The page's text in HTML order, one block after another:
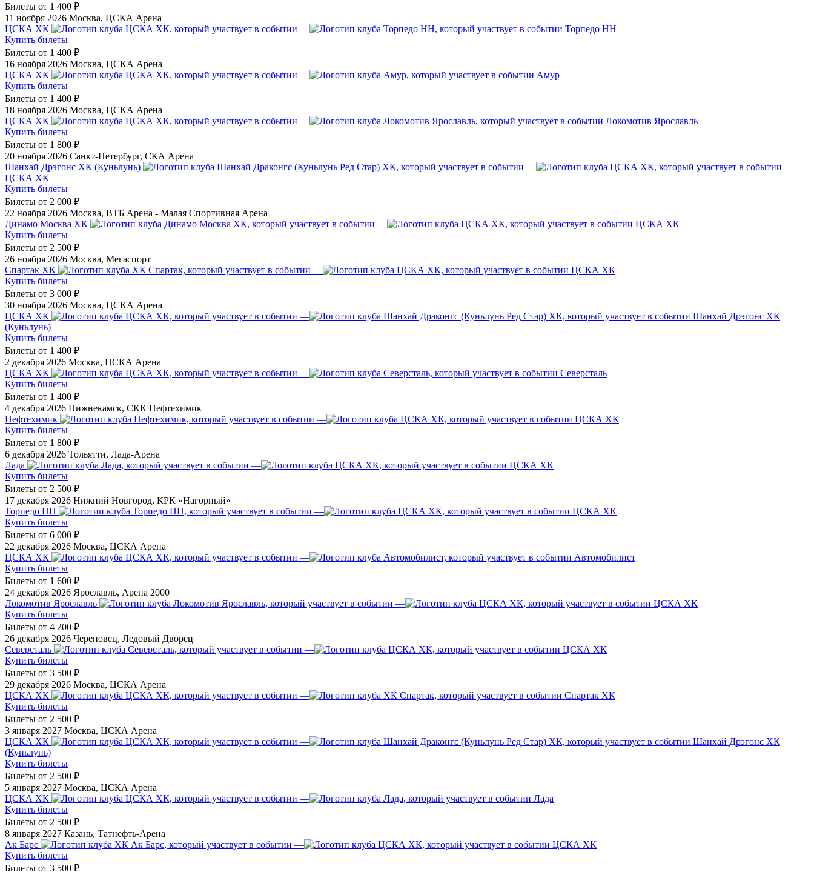
Билеты от 1 400 ₽
11 ноября 2026 Москва, ЦСКА Арена
ЦСКА ХК
—
Торпедо НН
Купить билеты
Билеты от 1 400 ₽
16 ноября 2026 Москва, ЦСКА Арена
ЦСКА ХК
—
Амур
Купить билеты
Билеты от 1 400 ₽
18 ноября 2026 Москва, ЦСКА Арена
ЦСКА ХК
—
Локомотив Ярославль
Купить билеты
Билеты от 1 800 ₽
20 ноября 2026 Санкт-Петербург, СКА Арена
Шанхай Дрэгонс ХК (Куньлунь)
—
ЦСКА ХК
Купить билеты
Билеты от 2 000 ₽
22 ноября 2026 Москва, ВТБ Арена - Малая Спортивная Арена
Динамо Москва ХК
—
ЦСКА ХК
Купить билеты
Билеты от 2 500 ₽
26 ноября 2026 Москва, Мегаспорт
Спартак ХК
—
ЦСКА ХК
Купить билеты
Билеты от 3 000 ₽
30 ноября 2026 Москва, ЦСКА Арена
ЦСКА ХК
—
Шанхай Дрэгонс ХК
(Куньлунь)
Купить билеты
Билеты от 1 400 ₽
2 декабря 2026 Москва, ЦСКА Арена
ЦСКА ХК
—
Северсталь
Купить билеты
Билеты от 1 400 ₽
4 декабря 2026 Нижнекамск, СКК Нефтехимик
Нефтехимик
—
ЦСКА ХК
Купить билеты
Билеты от 1 800 ₽
6 декабря 2026 Тольятти, Лада-Арена
Лада
—
ЦСКА ХК
Купить билеты
Билеты от 2 500 ₽
17 декабря 2026 Нижний Новгород, КРК «Нагорный»
Торпедо НН
—
ЦСКА ХК
Купить билеты
Билеты от 6 000 ₽
22 декабря 2026 Москва, ЦСКА Арена
ЦСКА ХК
—
Автомобилист
Купить билеты
Билеты от 1 600 ₽
24 декабря 2026 Ярославль, Арена 2000
Локомотив Ярославль
—
ЦСКА ХК
Купить билеты
Билеты от 4 200 ₽
26 декабря 2026 Череповец, Ледовый Дворец
Северсталь
—
ЦСКА ХК
Купить билеты
Билеты от 3 500 ₽
29 декабря 2026 Москва, ЦСКА Арена
ЦСКА ХК
—
Спартак ХК
Купить билеты
Билеты от 2 500 ₽
3 января 2027 Москва, ЦСКА Арена
ЦСКА ХК
—
Шанхай Дрэгонс ХК
(Куньлунь)
Купить билеты
Билеты от 2 500 ₽
5 января 2027 Москва, ЦСКА Арена
ЦСКА ХК
—
Лада
Купить билеты
Билеты от 2 500 ₽
8 января 2027 Казань, Татнефть-Арена
Ак Барс
—
ЦСКА ХК
Купить билеты
Билеты от 3 500 ₽